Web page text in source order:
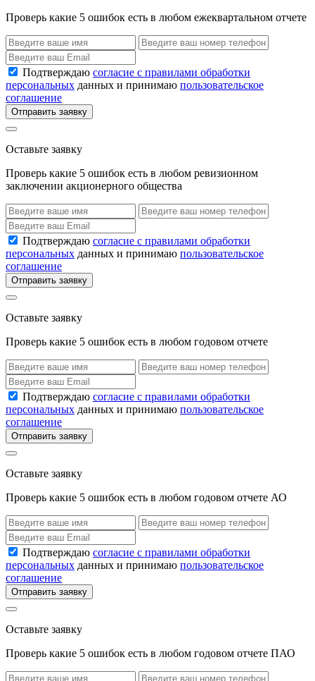
Проверь какие 5 ошибок есть в любом ежеквартальном отчете
Подтверждаю согласие с правилами обработки
персональных данных и принимаю пользовательское
соглашение
Отправить заявку
Оставьте заявку
Проверь какие 5 ошибок есть в любом ревизионном
заключении акционерного общества
Подтверждаю согласие с правилами обработки
персональных данных и принимаю пользовательское
соглашение
Отправить заявку
Оставьте заявку
Проверь какие 5 ошибок есть в любом годовом отчете
Подтверждаю согласие с правилами обработки
персональных данных и принимаю пользовательское
соглашение
Отправить заявку
Оставьте заявку
Проверь какие 5 ошибок есть в любом годовом отчете АО
Подтверждаю согласие с правилами обработки
персональных данных и принимаю пользовательское
соглашение
Отправить заявку
Оставьте заявку
Проверь какие 5 ошибок есть в любом годовом отчете ПАО